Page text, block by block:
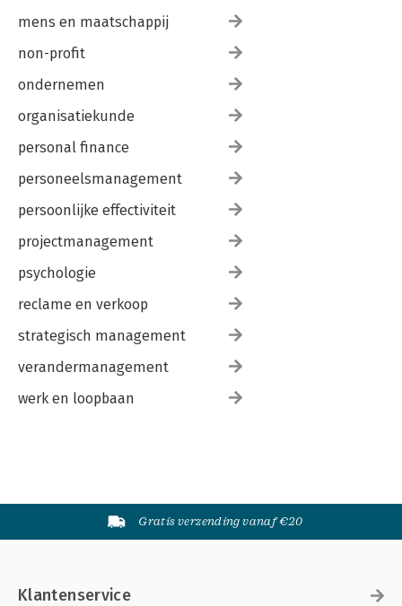
mens en maatschappij
non-profit
ondernemen
organisatiekunde
personal finance
personeelsmanagement
persoonlijke effectiviteit
projectmanagement
psychologie
reclame en verkoop
strategisch management
verandermanagement
werk en loopbaan
Gratis verzending vanaf €20
Klantenservice